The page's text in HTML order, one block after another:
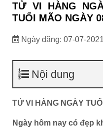
TỬ VI HÀNG
TUỔI MÃO NGÀY
Ngày đăng: 07-07-2021
Nội dung
TỬ VI HÀNG NGÀY
Ngày hôm nay có đẹp